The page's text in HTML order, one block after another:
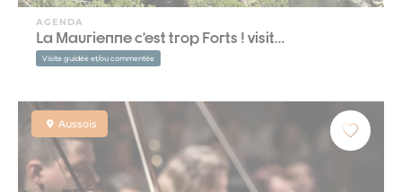
AGENDA
La Maurienne c’est trop Forts ! visit…
Visite guidée et/ou commentée
Aussois